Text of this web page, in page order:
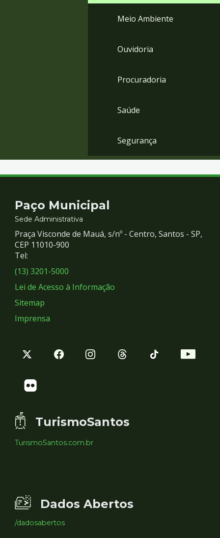
Meio Ambiente
Ouvidoria
Procuradoria
Saúde
Segurança
Contato
e
Redes
Sociais
Paço Municipal
Sede Administrativa
Praça Visconde de Mauá, s/nº - Centro, Santos - SP,
CEP 11010-900
Tel:
(13) 3201-5000
Lei de Acesso à Informação
Sitemap
Imprensa
TurismoSantos
TurismoSantos.com.br
Dados Abertos
/dadosabertos